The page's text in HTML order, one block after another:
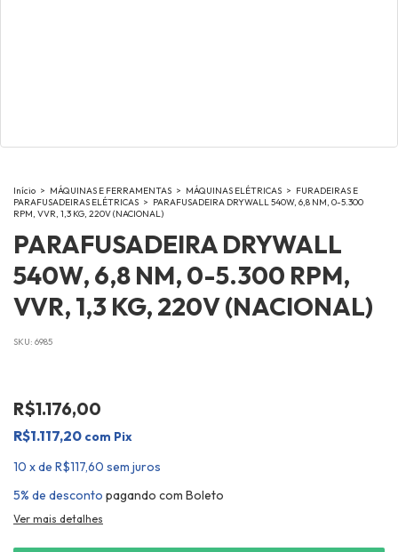
Início > MÁQUINAS E FERRAMENTAS > MÁQUINAS ELÉTRICAS > FURADEIRAS E
PARAFUSADEIRAS ELÉTRICAS > PARAFUSADEIRA DRYWALL 540W, 6,8 NM, 0-5.300
RPM, VVR, 1,3 KG, 220V (NACIONAL)
PARAFUSADEIRA DRYWALL
540W, 6,8 NM, 0-5.300 RPM,
VVR, 1,3 KG, 220V (NACIONAL)
SKU: 6985
R$1.176,00
R$1.117,20 com Pix
10 xde R$117,60 sem juros
5% de desconto pagando com Boleto
Ver mais detalhes